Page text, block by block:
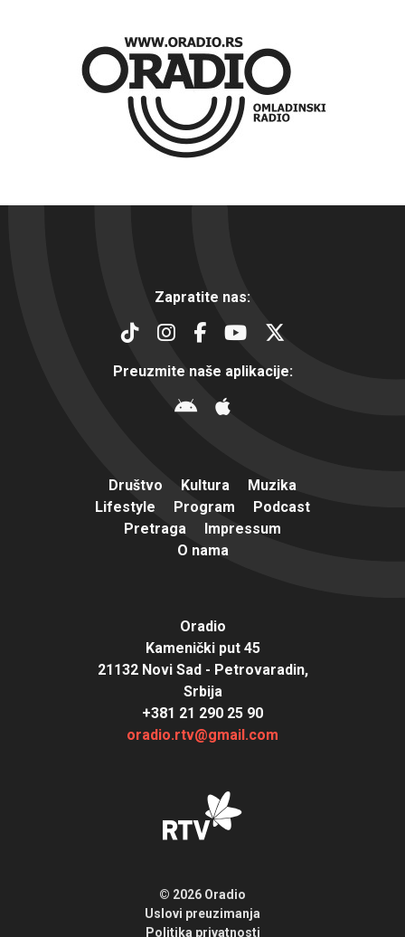
Zapratite nas:
Preuzmite naše aplikacije:
Društvo Kultura
Muzika
Lifestyle
Program
Podcast
Pretraga
Impressum
O nama
Oradio
Kamenički put 45
21132 Novi Sad - Petrovaradin,
Srbija
+381 21 290 25 90
oradio.rtv@gmail.com
© 2026 Oradio
Uslovi preuzimanja
Politika privatnosti